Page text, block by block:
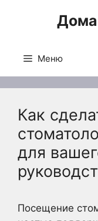
Меню
Как
для
Посещение